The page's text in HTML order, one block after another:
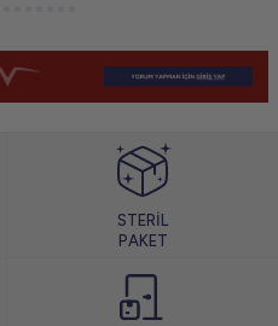
STERİL
PAKET